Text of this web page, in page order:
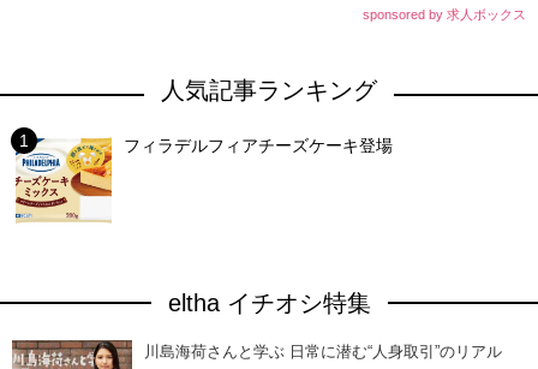
sponsored by 求人ボックス
人気記事ランキング
フィラデルフィアチーズケーキ登場
eltha イチオシ特集
川島海荷さんと学ぶ 日常に潜む“人身取引”のリアル